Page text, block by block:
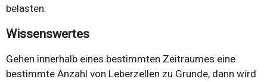
belasten.
Wissenswertes
Gehen innerhalb eines bestimmten Zeitraumes eine
bestimmte Anzahl von Leberzellen zu Grunde, dann wird